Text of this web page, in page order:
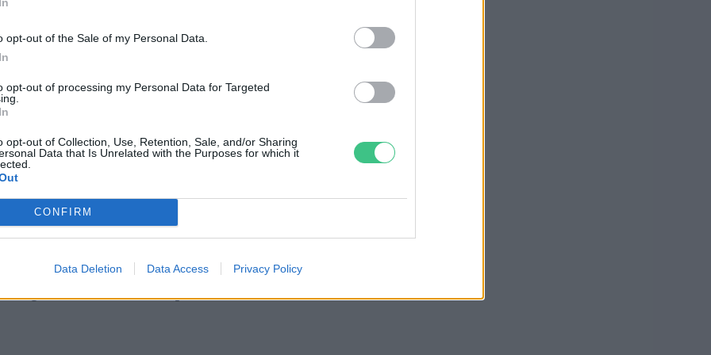
opt-out of the Sale of my Personal Data.
opt-out of processing my Personal Data for Targeted
opt-out of Collection, Use, Retention, Sale, and/or Sharing
Data that Is Unrelated with the Purposes for which it
CONFIRM
Data Deletion Data Access Privacy Policy
a nap
nyílik a fogyatékossággal élő emberek
megértésére.
is lehetőség arra, hogy megtanuljuk
sokszínűségét, és ápolni
fizikai állapotunktól